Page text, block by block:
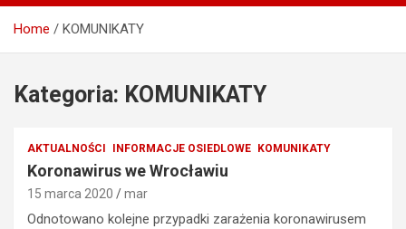
Home KOMUNIKATY
Kategoria: KOMUNIKATY
AKTUALNOŚCI INFORMACJE OSIEDLOWE KOMUNIKATY
Koronawirus we Wrocławiu
15 marca 2020 mar
Odnotowano kolejne przypadki zarażenia koronawirusem